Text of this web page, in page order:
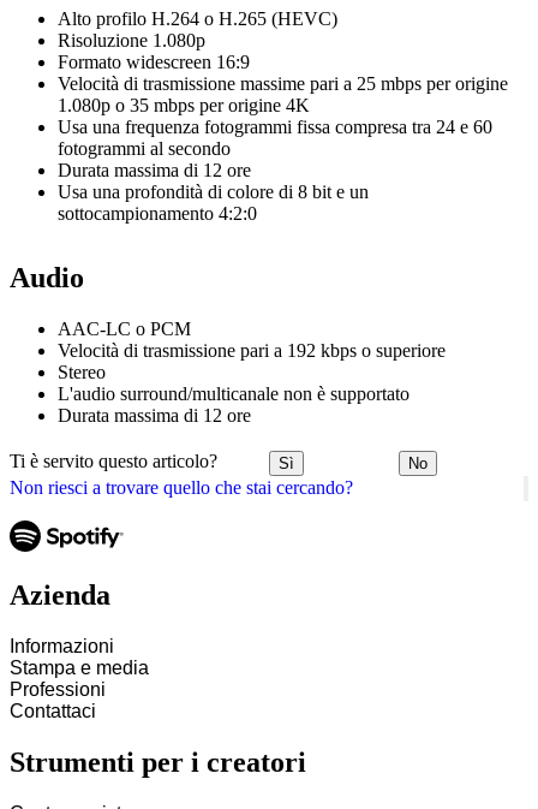
Non riesci a trovare quello che stai cercando?
Alto profilo H.264 o H.265 (HEVC)
Risoluzione 1.080p
Formato widescreen 16:9
Velocità di trasmissione massime pari a 25 mbps per origine
1.080p o 35 mbps per origine 4K
Usa una frequenza fotogrammi fissa compresa tra 24 e 60
fotogrammi al secondo
Durata massima di 12 ore
Usa una profondità di colore di 8 bit e un
sottocampionamento 4:2:0
Audio
AAC-LC o PCM
Velocità di trasmissione pari a 192 kbps o superiore
Stereo
L'audio surround/multicanale non è supportato
Durata massima di 12 ore
Ti è servito questo articolo? Sì No
Azienda
Informazioni
Stampa e media
Professioni
Contattaci
Strumenti per i creatori